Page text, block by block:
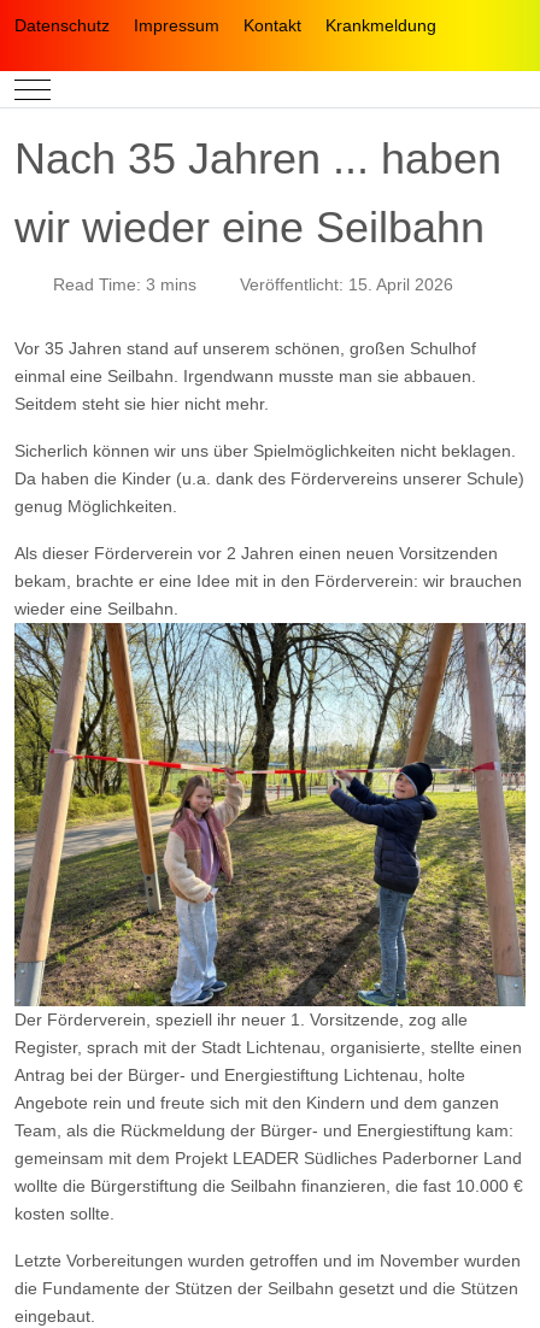
Datenschutz Impressum Kontakt Krankmeldung
Mobile Menu Toggle
Nach 35 Jahren ... haben
wir wieder eine Seilbahn
Read Time: 3 mins Veröffentlicht: 15. April 2026
Vor 35 Jahren stand auf unserem schönen, großen Schulhof
einmal eine Seilbahn. Irgendwann musste man sie abbauen.
Seitdem steht sie hier nicht mehr.
Sicherlich können wir uns über Spielmöglichkeiten nicht beklagen.
Da haben die Kinder (u.a. dank des Fördervereins unserer Schule)
genug Möglichkeiten.
Als dieser Förderverein vor 2 Jahren einen neuen Vorsitzenden
bekam, brachte er eine Idee mit in den Förderverein: wir brauchen
wieder eine Seilbahn.
Der Förderverein, speziell ihr neuer 1. Vorsitzende, zog alle
Register, sprach mit der Stadt Lichtenau, organisierte, stellte einen
Antrag bei der Bürger- und Energiestiftung Lichtenau, holte
Angebote rein und freute sich mit den Kindern und dem ganzen
Team, als die Rückmeldung der Bürger- und Energiestiftung kam:
gemeinsam mit dem Projekt LEADER Südliches Paderborner Land
wollte die Bürgerstiftung die Seilbahn finanzieren, die fast 10.000 €
kosten sollte.
Letzte Vorbereitungen wurden getroffen und im November wurden
die Fundamente der Stützen der Seilbahn gesetzt und die Stützen
eingebaut.